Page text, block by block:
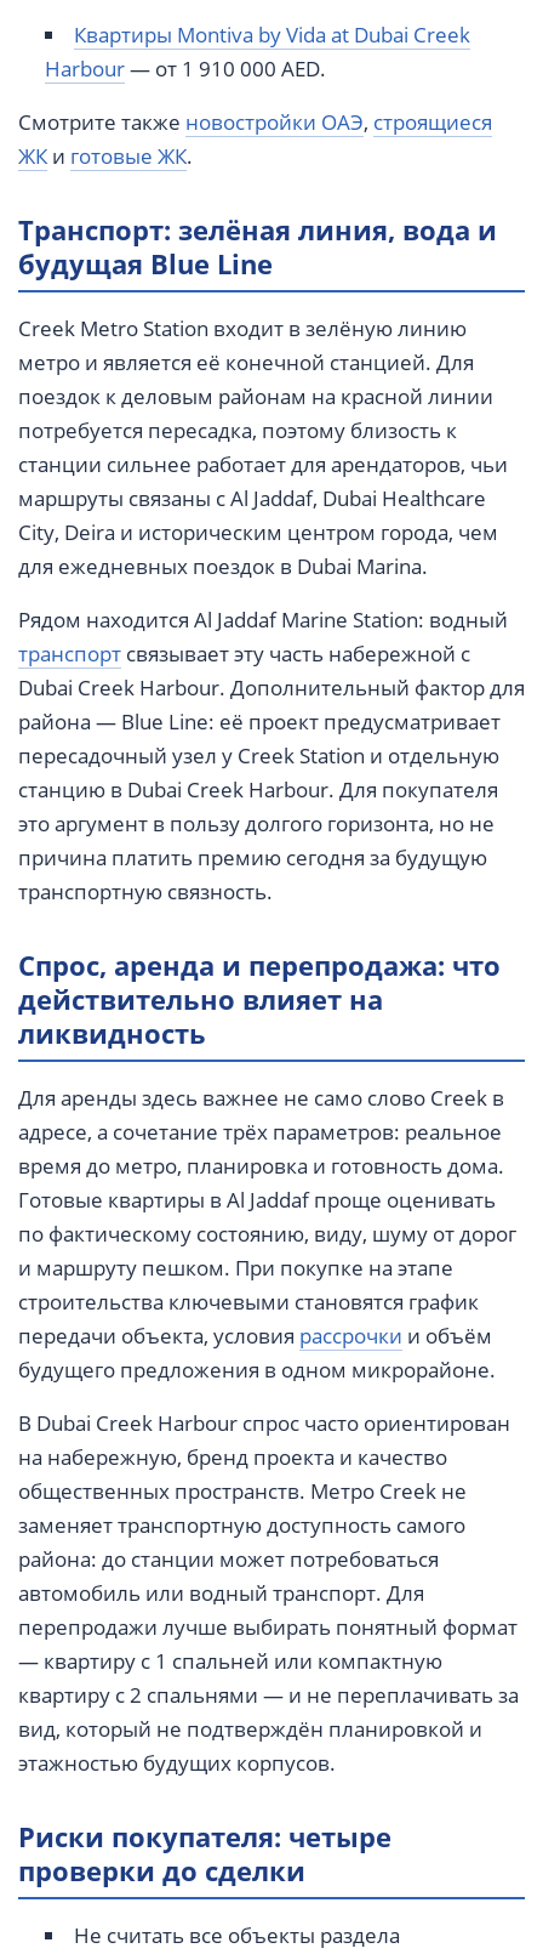
Квартиры Montiva by Vida at Dubai Creek
Harbour— от 1 910 000 AED.
Смотрите также новостройки ОАЭ, строящиеся
ЖК и готовые ЖК.
Транспорт: зелёная линия, вода и
будущая Blue Line
Creek Metro Station входит в зелёную линию
метро и является её конечной станцией. Для
поездок к деловым районам на красной линии
потребуется пересадка, поэтому близость к
станции сильнее работает для арендаторов, чьи
маршруты связаны с Al Jaddaf, Dubai Healthcare
City, Deira и историческим центром города, чем
для ежедневных поездок в Dubai Marina.
Рядом находится Al Jaddaf Marine Station: водный
транспорт связывает эту часть набережной с
Dubai Creek Harbour. Дополнительный фактор для
района — Blue Line: её проект предусматривает
пересадочный узел у Creek Station и отдельную
станцию в Dubai Creek Harbour. Для покупателя
это аргумент в пользу долгого горизонта, но не
причина платить премию сегодня за будущую
транспортную связность.
Спрос, аренда и перепродажа: что
действительно влияет на
ликвидность
Для аренды здесь важнее не само слово Creek в
адресе, а сочетание трёх параметров: реальное
время до метро, планировка и готовность дома.
Готовые квартиры в Al Jaddaf проще оценивать
по фактическому состоянию, виду, шуму от дорог
и маршруту пешком. При покупке на этапе
строительства ключевыми становятся график
передачи объекта, условия рассрочки и объём
будущего предложения в одном микрорайоне.
В Dubai Creek Harbour спрос часто ориентирован
на набережную, бренд проекта и качество
общественных пространств. Метро Creek не
заменяет транспортную доступность самого
района: до станции может потребоваться
автомобиль или водный транспорт. Для
перепродажи лучше выбирать понятный формат
— квартиру с 1 спальней или компактную
квартиру с 2 спальнями — и не переплачивать за
вид, который не подтверждён планировкой и
этажностью будущих корпусов.
Риски покупателя: четыре
проверки до сделки
Не считать все объекты раздела